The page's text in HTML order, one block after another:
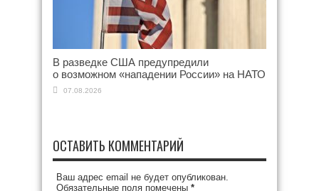
В разведке США предупредили
о возможном «нападении России» на НАТО
07.08.2026
ОСТАВИТЬ КОММЕНТАРИЙ
Ваш адрес email не будет опубликован.
Обязательные поля помечены *